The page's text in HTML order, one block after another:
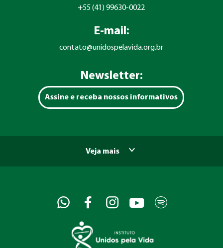
+55 (41) 99630-0022
E-mail:
contato@unidospelavida.org.br
Newsletter:
Assine e receba nossos informativos
Veja mais